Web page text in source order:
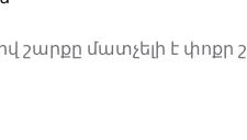
շարքը մատչելի է